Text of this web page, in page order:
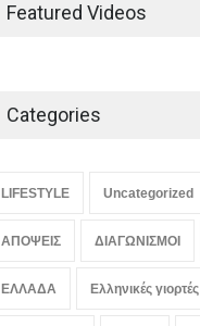
Featured Videos
Categories
LIFESTYLE Uncategorized
ΑΠΟΨΕΙΣ ΔΙΑΓΩΝΙΣΜΟΙ
ΕΛΛΑΔΑ Ελληνικές γιορτές